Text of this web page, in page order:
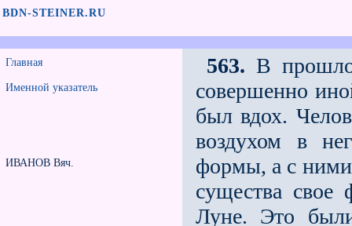
BDN-STEINER.RU
Главная
Именной указатель
ИВАНОВ Вяч.
563. В
совершенно
был вдох.
воздухом в
формы, а с ними
существа свое
Луне. Это